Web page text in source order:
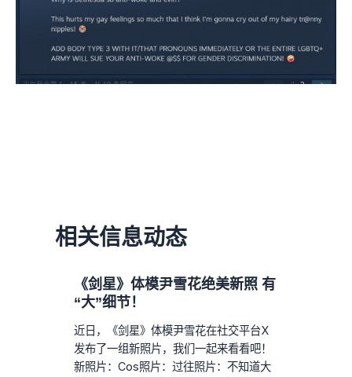
相关信息动态
《剑星》体模尹雪花绝美新照 有
“大”细节！
近日，《剑星》体模尹雪花在社交平台X
发布了一组新照片，我们一起来看看吧！
新照片：Cos照片：过往照片：不知道大